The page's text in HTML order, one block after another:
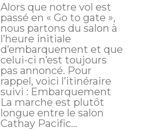
Alors que notre vol est
passé en « Go to gate »,
nous partons du salon à
l’heure initiale
d’embarquement et que
celui-ci n’est toujours
pas annoncé. Pour
rappel, voici l’itinéraire
suivi : Embarquement
La marche est plutôt
longue entre le salon
Cathay Pacific...